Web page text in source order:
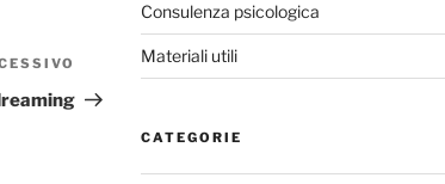
Articolo
successivo
Consulenza psicologica
Materiali utili
CATEGORIE